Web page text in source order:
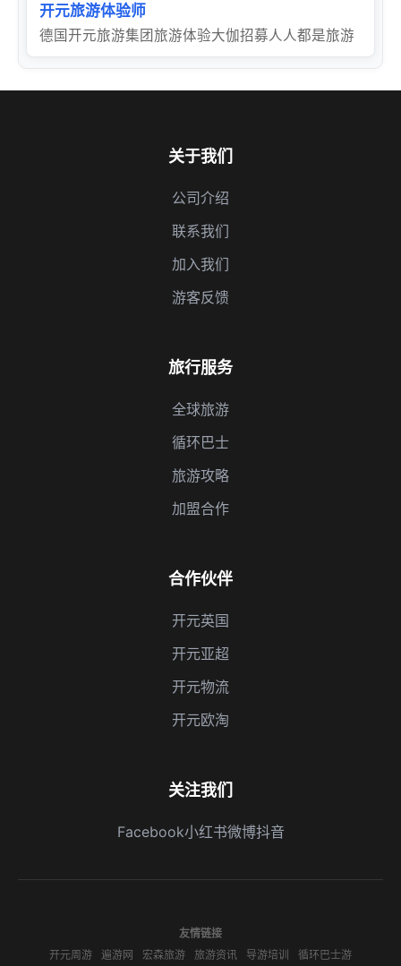
开元旅游体验师
德国开元旅游集团旅游体验大伽招募人人都是旅游
关于我们
公司介绍
联系我们
加入我们
游客反馈
旅行服务
全球旅游
循环巴士
旅游攻略
加盟合作
合作伙伴
开元英国
开元亚超
开元物流
开元欧淘
关注我们
Facebook小红书微博抖音
友情链接
开元周游
遍游网 宏森旅游 旅游资讯 导游培训
循环巴士游